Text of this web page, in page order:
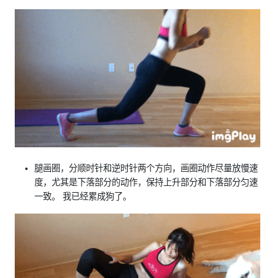
腿画圈，分顺时针和逆时针两个方向，画圈动作尽量放慢速
度，尤其是下落部分的动作，保持上升部分和下落部分匀速
一致。 我已经累成狗了。